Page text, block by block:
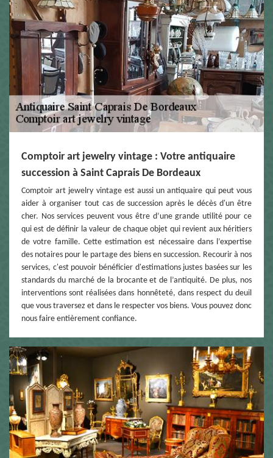
Comptoir art jewelry vintage : Votre antiquaire
succession à Saint Caprais De Bordeaux
Comptoir art jewelry vintage est aussi un antiquaire qui peut vous
aider à organiser tout cas de succession après le décès d'un être
cher. Nos services peuvent vous être d’une grande utilité pour ce
qui est de définir la valeur de chaque objet qui revient aux héritiers
de votre famille. Cette estimation est nécessaire dans l’expertise
des notaires pour le partage des biens en succession. Recourir à nos
services, c'est pouvoir bénéficier d'estimations justes basées sur les
standards du marché de la brocante et de l’antiquité. De plus, nos
interventions sont réalisées dans honnêteté, dans respect du deuil
que vous traversez et dans le respecter vos biens. Vous pouvez donc
nous faire entièrement confiance.